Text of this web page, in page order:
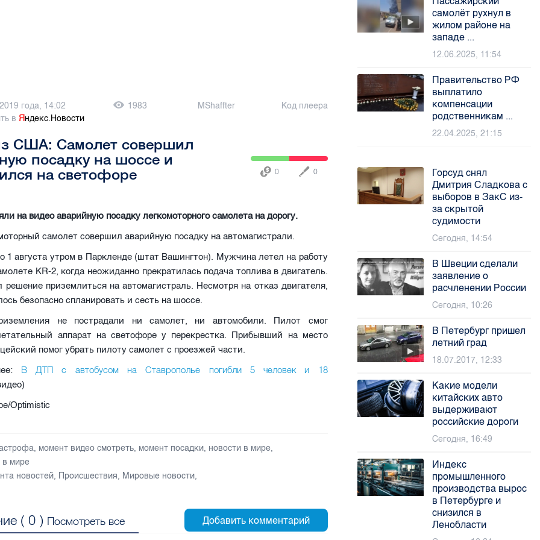
года, 14:02 1983 MShaffter
Код плеера
вЯндекс.Новости
США: Самолет совершил
посадку на шоссе и
на светофоре
0 0
на видео аварийную посадку легкомоторного самолета на дорогу.
самолет совершил аварийную посадку на автомагистрали.
1 августа утром в Паркленде (штат Вашингтон). Мужчина летел на работу
KR-2, когда неожиданно прекратилась подача топлива в двигатель.
решение приземлиться на автомагистраль. Несмотря на отказ двигателя,
безопасно спланировать и сесть на шоссе.
не пострадали ни самолет, ни автомобили. Пилот смог
аппарат на светофоре у перекрестка. Прибывший на место
помог убрать пилоту самолет с проезжей части.
В ДТП с автобусом на Ставрополье погибли 5 человек и 18
Optimistic
, момент видео смотреть, момент посадки, новости в мире,
в мире
новостей, Происшествия, Мировые новости,
(0 ) Посмотреть все
самолёт рухнул в
жилом районе на
западе ...
12.06.2025, 11:54
Правительство РФ
выплатило
компенсации
родственникам ...
22.04.2025, 21:15
Горсуд снял
Дмитрия Сладкова с
выборов в ЗакС из-
за скрытой
судимости
Сегодня, 14:54
В Швеции сделали
заявление о
расчленении России
Сегодня, 10:26
В Петербург пришел
летний град
18.07.2017, 12:33
Какие модели
китайских авто
выдерживают
российские дороги
Сегодня, 16:49
Индекс
промышленного
производства вырос
в Петербурге и
снизился в
Ленобласти